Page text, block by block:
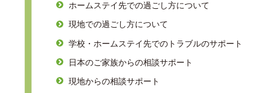
ホームステイ先での過ごし方について
現地での過ごし方について
学校・ホームステイ先でのトラブルのサポート
日本のご家族からの相談サポート
現地からの相談サポート